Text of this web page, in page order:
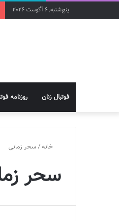
پنج‌شنبه, 6 آگوست 2026
فوتبال زنان روزنامه
خانه/سحر زمانی
سحر